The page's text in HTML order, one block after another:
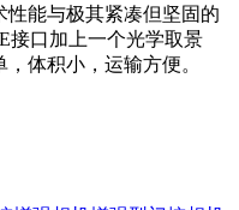
性能与极其紧凑但坚固的
接口加上一个光学取景
体积小，运输方便。